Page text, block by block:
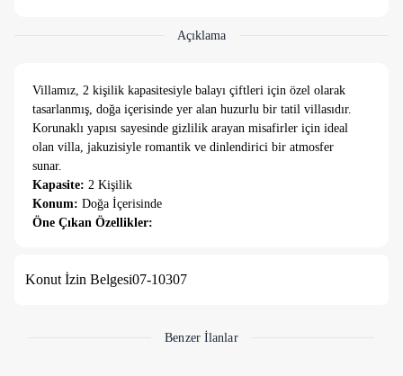
Açıklama
Villamız, 2 kişilik kapasitesiyle balayı çiftleri için özel olarak
tasarlanmış, doğa içerisinde yer alan huzurlu bir tatil villasıdır.
Korunaklı yapısı sayesinde gizlilik arayan misafirler için ideal
olan villa, jakuzisiyle romantik ve dinlendirici bir atmosfer
sunar.
Kapasite: 2 Kişilik
Konum: Doğa İçerisinde
Öne Çıkan Özellikler:
Jakuzi:Özel ve rahatlatıcı bir dinlenme alanı
Konut İzin Belgesi07-10307
Benzer İlanlar